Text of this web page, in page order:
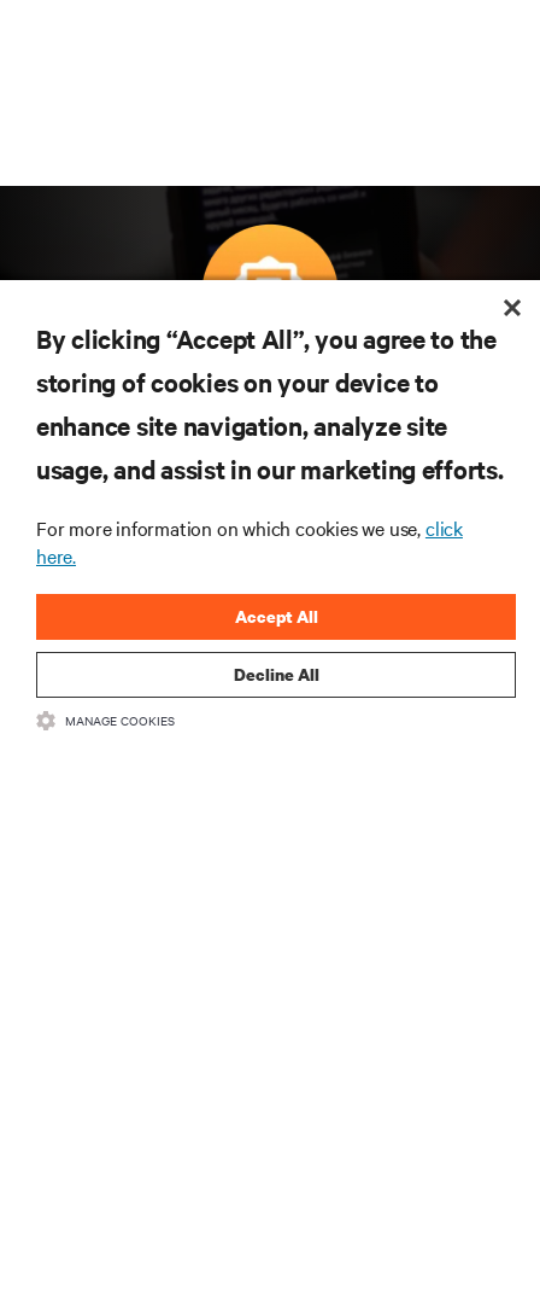
Subscreva para obter as últimas tendências em
tecnologia
Receba atualizações regulares sobre os tópicos
mais importantes da indústria, com discussões mais
recentes e perspetivas especializadas sobre gestão
By clicking “Accept All”, you agree to the
storing of cookies on your device to
enhance site navigation, analyze site
usage, and assist in our marketing efforts.
For more information on which cookies we use,click
here.
Decline All
Accept All
MANAGE COOKIES